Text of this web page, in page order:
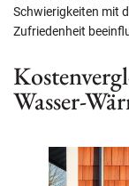
Schwierigkeiten mit
Zufriedenheit
Wasser-